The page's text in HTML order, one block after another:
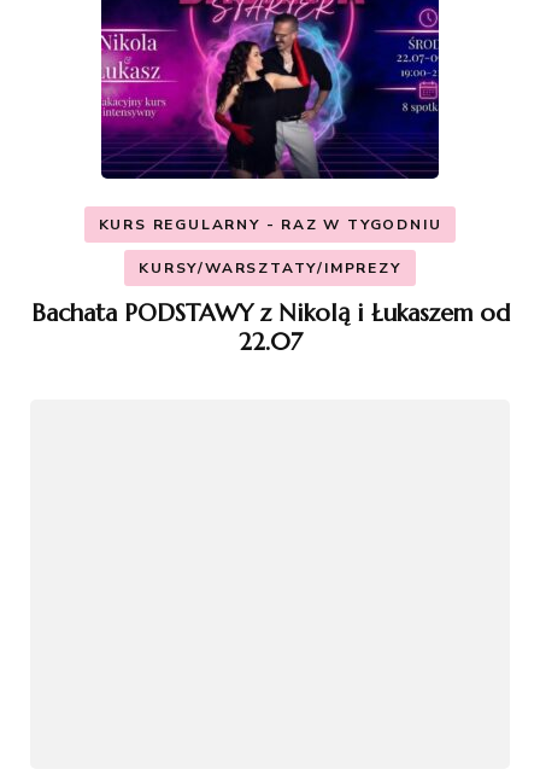
KURS REGULARNY - RAZ W TYGODNIU
KURSY/WARSZTATY/IMPREZY
Bachata PODSTAWY z Nikolą i Łukaszem od
22.07